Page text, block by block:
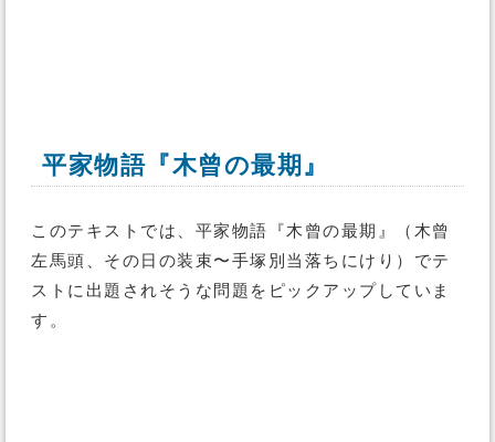
平家物語『木曾の最期』
このテキストでは、平家物語『木曾の最期』（木曾
左馬頭、その日の装束〜手塚別当落ちにけり）でテ
ストに出題されそうな問題をピックアップしていま
す。